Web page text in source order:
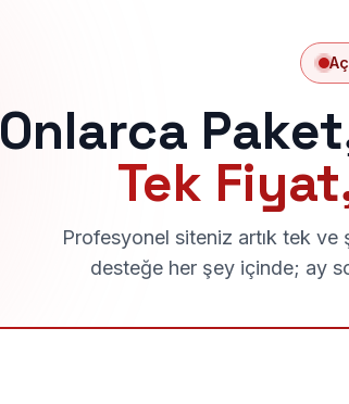
Onlarca
Tek
Profesyonel siteniz artık tek
desteğe her şey içinde; ay